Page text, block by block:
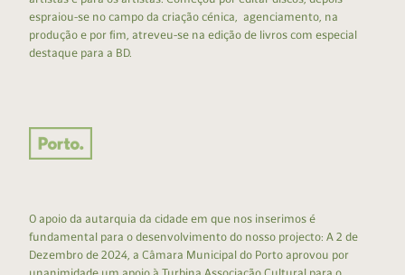
espraiou-se no campo da criação cénica, agenciamento, na
produção e por fim, atreveu-se na edição de livros com especial
destaque para a BD.
O apoio da autarquia da cidade em que nos inserimos é
fundamental para o desenvolvimento do nosso projecto: A 2 de
Dezembro de 2024, a Câmara Municipal do Porto aprovou por